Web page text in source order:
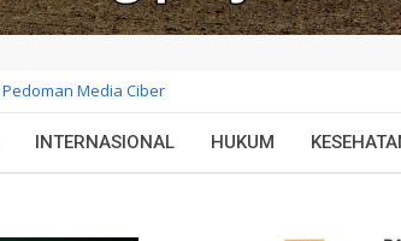
Pedoman Media Ciber
INTERNASIONAL HUKUM